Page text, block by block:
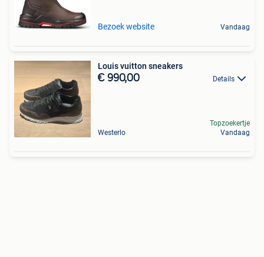
Bezoek website Vandaag
Louis vuitton sneakers
€ 990,00 Details
Westerlo
Topzoekertje
Vandaag